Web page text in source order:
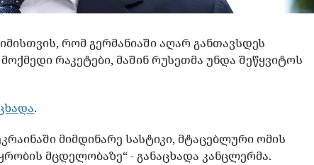
რომ გერმანიაში აღარ განთავსდეს
რაკეტები, მაშინ რუსეთმა უნდა შეწყვიტოს
.
მიმდინარე სასტიკი, მტაცებლური ომის
მცდელობაზე“ - განაცხადა კანცლერმა.